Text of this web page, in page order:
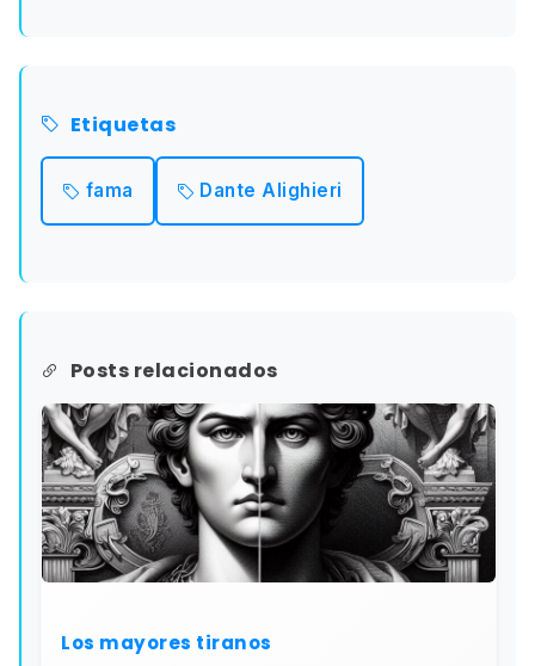
Etiquetas
fama Dante Alighieri
Posts relacionados
Los mayores tiranos